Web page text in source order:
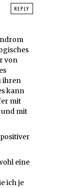
von
ihren
kann
mit
mit
eine
ich je
REPLY